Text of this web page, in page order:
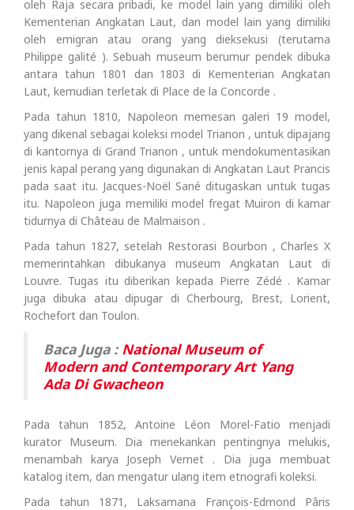
oleh Raja secara pribadi, ke model lain yang dimiliki oleh
Kementerian Angkatan Laut, dan model lain yang dimiliki
oleh emigran atau orang yang dieksekusi (terutama
Philippe galité ). Sebuah museum berumur pendek dibuka
antara tahun 1801 dan 1803 di Kementerian Angkatan
Laut, kemudian terletak di Place de la Concorde .
Pada tahun 1810, Napoleon memesan galeri 19 model,
yang dikenal sebagai koleksi model Trianon , untuk dipajang
di kantornya di Grand Trianon , untuk mendokumentasikan
jenis kapal perang yang digunakan di Angkatan Laut Prancis
pada saat itu. Jacques-Noël Sané ditugaskan untuk tugas
itu. Napoleon juga memiliki model fregat Muiron di kamar
tidurnya di Château de Malmaison .
Pada tahun 1827, setelah Restorasi Bourbon , Charles X
memerintahkan dibukanya museum Angkatan Laut di
Louvre. Tugas itu diberikan kepada Pierre Zédé . Kamar
juga dibuka atau dipugar di Cherbourg, Brest, Lorient,
Rochefort dan Toulon.
Baca Juga : National Museum of
Modern and Contemporary Art Yang
Ada Di Gwacheon
Pada tahun 1852, Antoine Léon Morel-Fatio menjadi
kurator Museum. Dia menekankan pentingnya melukis,
menambah karya Joseph Vernet . Dia juga membuat
katalog item, dan mengatur ulang item etnografi koleksi.
Pada tahun 1871, Laksamana François-Edmond Pâris